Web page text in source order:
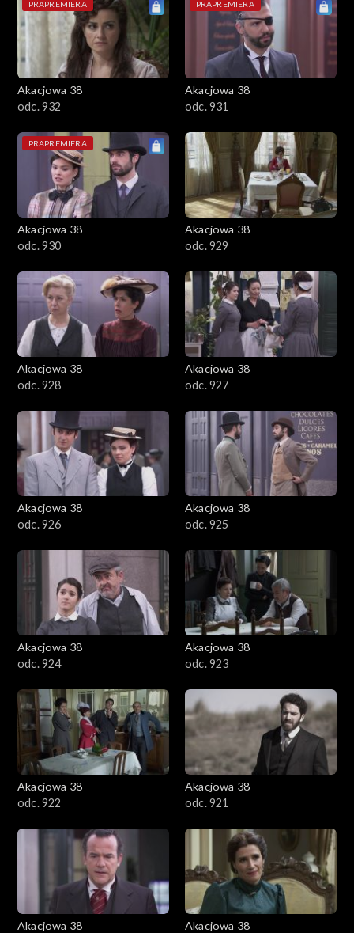
PRAPREMIERA
Akacjowa 38
odc. 932
PRAPREMIERA
Akacjowa 38
odc. 931
PRAPREMIERA
Akacjowa 38
odc. 930
Akacjowa 38
odc. 929
Akacjowa 38
odc. 928
Akacjowa 38
odc. 927
Akacjowa 38
odc. 926
Akacjowa 38
odc. 925
Akacjowa 38
odc. 924
Akacjowa 38
odc. 923
Akacjowa 38
odc. 922
Akacjowa 38
odc. 921
Akacjowa 38
Akacjowa 38